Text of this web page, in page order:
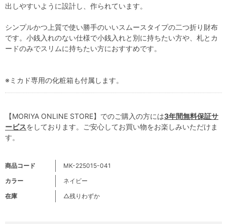
商品コード
MK-225015-041
カラー
ネイビー
在庫
△残りわずか
出しやすいように設計し、作られています。
シンプルかつ上質で使い勝手のいいスムースタイプの二つ折り財布
です。小銭入れのない仕様で小銭入れと別に持ちたい方や、札とカ
ードのみでスリムに持ちたい方におすすめです。
※ミカド専用の化粧箱も付属します。
【MORIYA ONLINE STORE】でのご購入の方には3年間無料保証サ
ービスをしております。ご安心してお買い物をお楽しみいただけま
す。